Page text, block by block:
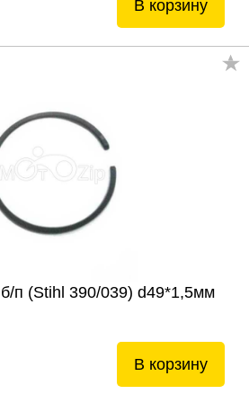
В корзину
п (Stihl 390/039) d49*1,5мм
В корзину